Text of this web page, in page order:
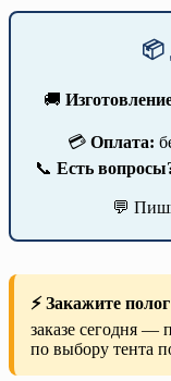
📦
🚚
💳 Оплата:
📞 Есть
💬
⚡ Закажите
заказе сегодня —
по выбору тента